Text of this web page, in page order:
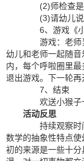
(2)师检查是
(3)请幼儿说
6、游戏《小
游戏：老师当
幼儿和老师一起随
内，每个呼啦圈里最
退出游戏。下一轮再
7、结束
欢送小猴子
活动反思
持续观察时间
数学的抽象性特点
初的来源是一些十